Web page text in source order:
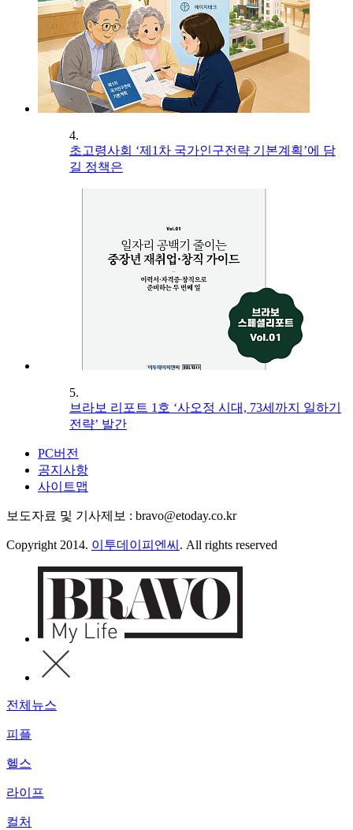
4.
초고령사회 ‘제1차 국가인구전략 기본계획’에 담
길 정책은
5.
브라보 리포트 1호 ‘사오정 시대, 73세까지 일하기
전략’ 발간
PC버전
공지사항
사이트맵
보도자료 및 기사제보 : bravo@etoday.co.kr
Copyright 2014. 이투데이피엔씨 . All rights reserved
전체뉴스
피플
헬스
라이프
컬처